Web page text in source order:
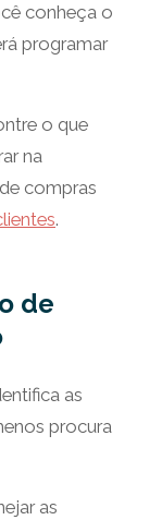
conheça o
programar
o que
na
compras
.
de
as
procura
as